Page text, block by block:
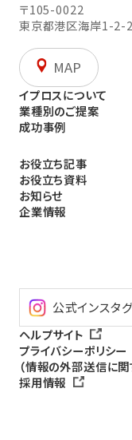
〒105-0022
東京都港区海岸1-2-
MAP
イプロスについて
業種別のご提案
成功事例
お役立ち記事
お役立ち資料
お知らせ
企業情報
公式インスタ
ヘルプサイト
プライバシーポリシー
（情報の外部送信に
採用情報